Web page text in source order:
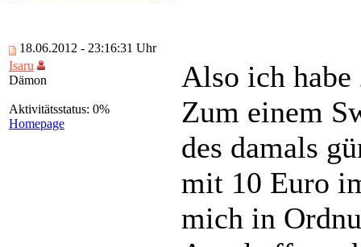
18.06.2012 - 23:16:31 Uhr
Isaru
Dämon
Aktivitätsstatus: 0%
Homepage
Also ich habe
Zum einem
des damals
mit 10 Euro
mich in